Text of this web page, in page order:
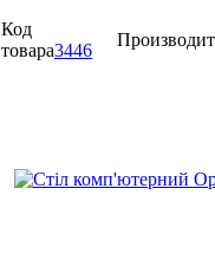
Код
товара3446